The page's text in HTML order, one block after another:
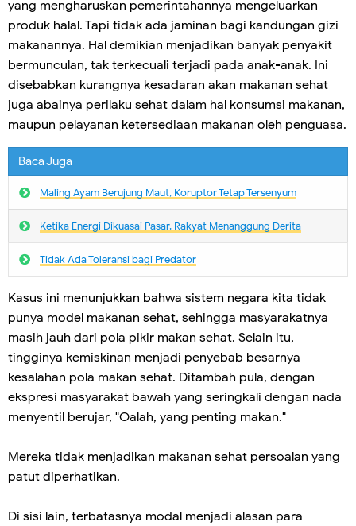
yang mengharuskan pemerintahannya mengeluarkan
produk halal. Tapi tidak ada jaminan bagi kandungan gizi
makanannya. Hal demikian menjadikan banyak penyakit
bermunculan, tak terkecuali terjadi pada anak-anak. Ini
disebabkan kurangnya kesadaran akan makanan sehat
juga abainya perilaku sehat dalam hal konsumsi makanan,
maupun pelayanan ketersediaan makanan oleh penguasa.
Baca Juga
Maling Ayam Berujung Maut, Koruptor Tetap Tersenyum
Ketika Energi Dikuasai Pasar, Rakyat Menanggung Derita
Tidak Ada Toleransi bagi Predator
Kasus ini menunjukkan bahwa sistem negara kita tidak
punya model makanan sehat, sehingga masyarakatnya
masih jauh dari pola pikir makan sehat. Selain itu,
tingginya kemiskinan menjadi penyebab besarnya
kesalahan pola makan sehat. Ditambah pula, dengan
ekspresi masyarakat bawah yang seringkali dengan nada
menyentil berujar, "Oalah, yang penting makan."
Mereka tidak menjadikan makanan sehat persoalan yang
patut diperhatikan.
Di sisi lain, terbatasnya modal menjadi alasan para